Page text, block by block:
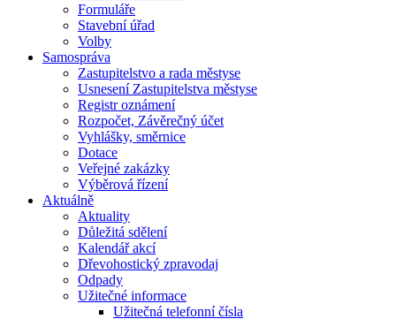
Formuláře
Stavební úřad
Volby
Samospráva
Zastupitelstvo a rada městyse
Usnesení Zastupitelstva městyse
Registr oznámení
Rozpočet, Závěrečný účet
Vyhlášky, směrnice
Dotace
Veřejné zakázky
Výběrová řízení
Aktuálně
Aktuality
Důležitá sdělení
Kalendář akcí
Dřevohostický zpravodaj
Odpady
Užitečné informace
Užitečná telefonní čísla